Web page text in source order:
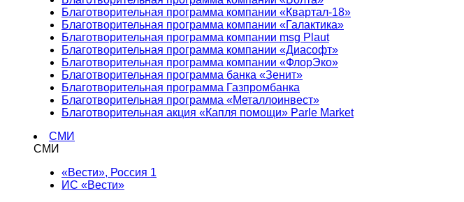
Благотворительная программа компании «Квартал-18»
Благотворительная программа компании «Галактика»
Благотворительная программа компании msg Plaut
Благотворительная программа компании «Диасофт»
Благотворительная программа компании «ФлорЭко»
Благотворительная программа банка «Зенит»
Благотворительная программа Газпромбанка
Благотворительная программа «Металлоинвест»
Благотворительная акция «Капля помощи» Parle Market
СМИ
СМИ
«Вести», Россия 1
ИС «Вести»